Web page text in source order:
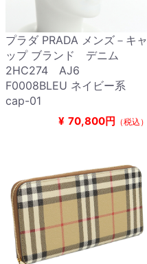
プラダ PRADA メンズ－キャ
ップ ブランド デニム
2HC274 AJ6
F0008BLEU ネイビー系
cap-01
¥ 70,800円 （税込）